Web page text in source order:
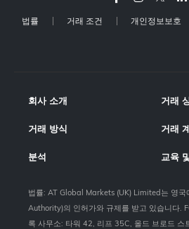
법률 거래 조건 개인정보보호
회사 소개 거래
거래 방식 거래
분석 교육
법률: AT Global Markets (UK) Limited는 영
Authority)의 인허가와 규제를 받고 있습니다.
록 사무소: 타워 42, 리프 35C, 올드 브로드 스